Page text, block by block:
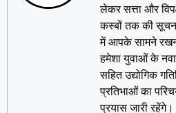
लेकर सत्ता और
कस्बों तक की
में आपके सामने
हमेशा युवाओं के
सहित उद्योगिक
प्रतिभाओं का
प्रयास जारी